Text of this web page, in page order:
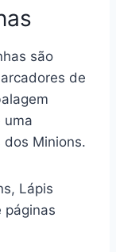
são
de
uma
Minions.